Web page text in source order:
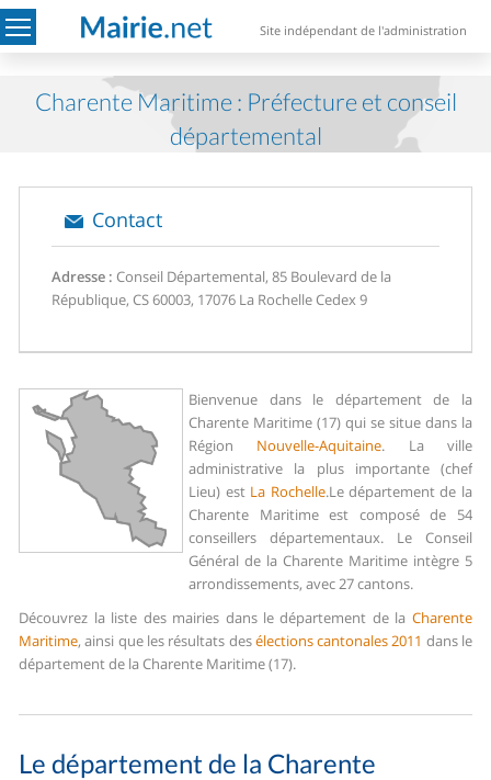
Site indépendant de l'administration
Charente Maritime : Préfecture et conseil
départemental
Contact
Adresse : Conseil Départemental, 85 Boulevard de la
République, CS 60003, 17076 La Rochelle Cedex 9
Bienvenue dans le département de la
Charente Maritime (17) qui se situe dans la
Région Nouvelle-Aquitaine. La ville
administrative la plus importante (chef
Lieu) est La Rochelle.Le département de la
Charente Maritime est composé de 54
conseillers départementaux. Le Conseil
Général de la Charente Maritime intègre 5
arrondissements, avec 27 cantons.
Découvrez la liste des mairies dans le département de la Charente
Maritime, ainsi que les résultats desélections cantonales 2011 dans le
département de la Charente Maritime (17).
Le département de la Charente